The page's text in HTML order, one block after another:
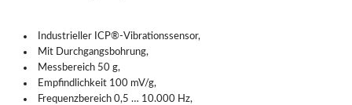
Industrieller ICP®-Vibrationssensor,
Mit Durchgangsbohrung,
Messbereich 50 g,
Empfindlichkeit 100 mV/g,
Frequenzbereich 0,5 … 10.000 Hz,